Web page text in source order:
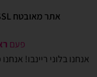
אתר מאובטח SSL
פעם
אנחנו בלוני ריינבו!